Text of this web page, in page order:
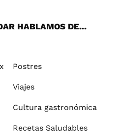
HABLAMOS DE...
Postres
Viajes
Cultura gastronómica
Recetas Saludables